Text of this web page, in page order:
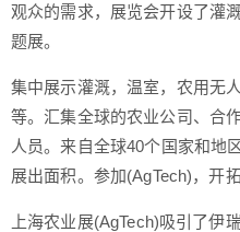
观众的需求，展览会开设了灌
题展。
集中展示灌溉，温室，农用无
等。汇集全球的农业公司、合
人员。来自全球40个国家和地
展出面积。参加(AgTech)，开
上海农业展(AgTech)吸引了伊